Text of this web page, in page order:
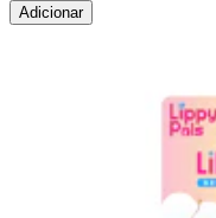
Adicionar